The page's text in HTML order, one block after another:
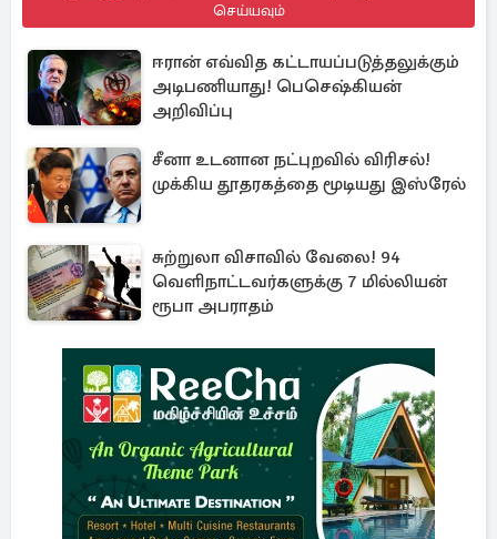
செய்யவும்
ஈரான் எவ்வித கட்டாயப்படுத்தலுக்கும்
அடிபணியாது! பெசெஷ்கியன்
அறிவிப்பு
சீனா உடனான நட்புறவில் விரிசல்!
முக்கிய தூதரகத்தை மூடியது இஸ்ரேல்
சுற்றுலா விசாவில் வேலை! 94
வெளிநாட்டவர்களுக்கு 7 மில்லியன்
ரூபா அபராதம்